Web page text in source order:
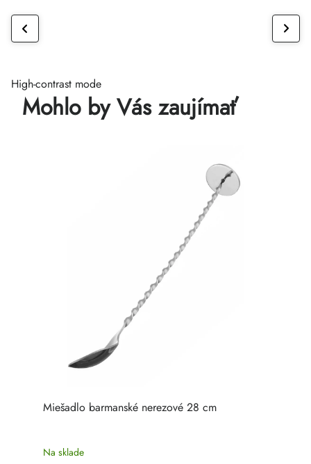
High-contrast mode
Mohlo by Vás zaujímať
Miešadlo barmanské nerezové 28 cm
Na sklade